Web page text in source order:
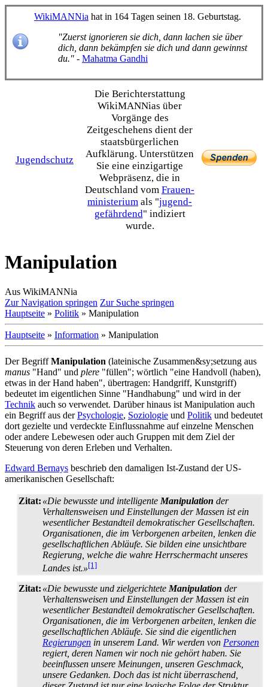
WikiMANNia hat in 164 Tagen seinen 18. Geburtstag.
"Zuerst ignorieren sie dich, dann lachen sie über
dich, dann bekämpfen sie dich und dann gewinnst
du." - Mahatma Gandhi
Jugendschutz
Die Bericht­erstattung
WikiMANNias über
Vorgänge des
Zeitgeschehens dient der
staats­bürgerlichen
Aufklärung. Unterstützen
Sie eine einzig­artige
Webpräsenz, die in
Deutschland vom Frauen­
ministerium als "jugend­
gefährdend" indiziert
wurde.
Manipulation
Aus WikiMANNia
Zur Navigation springen Zur Suche springen
Hauptseite » Politik » Manipulation
Hauptseite » Information » Manipulation
Der BegriffManipulation (lateinische Zusammen&sy;setzung aus
manus "Hand" und plere "füllen"; wörtlich "eine Handvoll (haben),
etwas in der Hand haben", übertragen: Handgriff, Kunstgriff)
bedeutet im eigentlichen Sinne "Handhabung" und wird in der
Technik auch so verwendet. Darüber hinaus ist Manipulation auch
ein Begriff aus derPsychologie, Soziologie und Politik und bedeutet
dort gezielte und verdeckte Einflussnahme auf einzelne Menschen
oder andere Lebewesen oder auch Gruppen mit dem Ziel der
Steuerung von deren Erleben und Verhalten.
Edward Bernays beschrieb den damaligen Ist-Zustand der US-
amerikanischen Gesellschaft:
Zitat: «Die bewusste und intelligente Manipulation der
Verhaltensweisen und Einstellungen der Massen ist ein
wesentlicher Bestandteil demokratischer Gesellschaften.
Organisationen, die im Verborgenen arbeiten, lenken die
gesellschaftlichen Abläufe. Sie bilden eine unsichtbare
Regierung, welche die wahre Herrschermacht unseres
Landes ist.»[1]
Zitat: «Die bewusste und zielgerichtete Manipulation der
Verhaltensweisen und Einstellungen der Massen ist ein
wesentlicher Bestandteil demokratischer Gesellschaften.
Organisationen, die im Verborgenen arbeiten, lenken die
gesellschaftlichen Abläufe. Sie sind die eigentlichen
Regierungen in unserem Land. Wir werden von Personen
regiert, deren Namen wir noch nie gehört haben. Sie
beeinflussen unsere Meinungen, unseren Geschmack,
unsere Gedanken. Doch das ist nicht überraschend,